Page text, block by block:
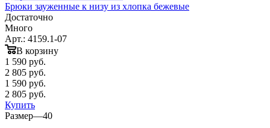
Брюки зауженные к низу из хлопка бежевые
Достаточно
Много
Арт.: 4159.1-07
В корзину
1 590 руб.
2 805 руб.
1 590 руб.
2 805 руб.
Купить
Размер—40